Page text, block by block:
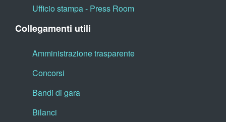
Ufficio stampa - Press Room
Collegamenti utili
Amministrazione trasparente
Concorsi
Bandi di gara
Bilanci